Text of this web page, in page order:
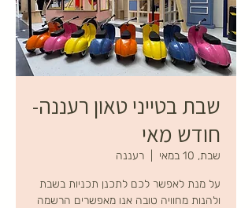
שבת בטייני טאון רעננה-
חודש מאי
שבת, 10 במאי רעננה
על מנת לאפשר לכם לתכנן תכניות בשבת
ולהנות מחוויה טובה אנו מאפשרים הרשמה